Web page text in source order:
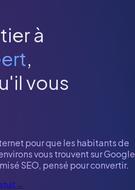
à
,
vous
pour que les habitants de
vous trouvent sur
SEO, pensé pour convertir.
→